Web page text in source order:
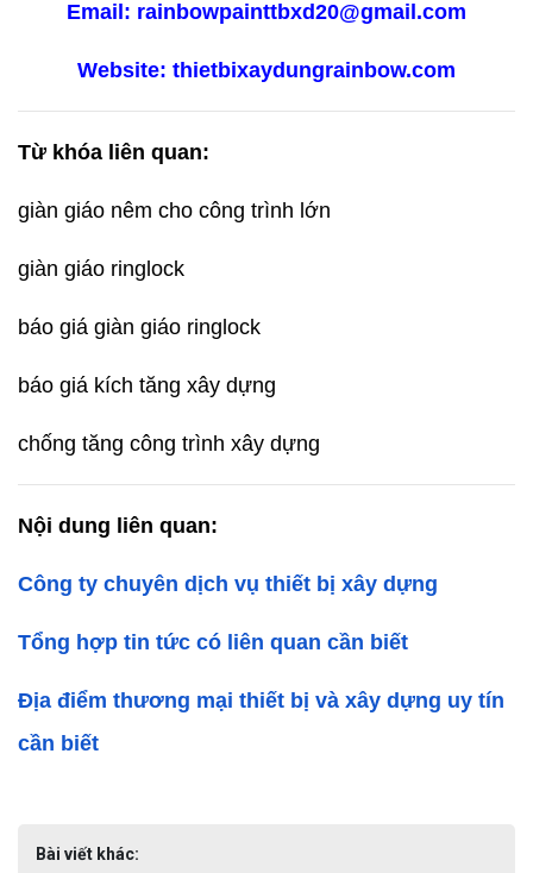
Email: rainbowpainttbxd20@gmail.com
Website: thietbixaydungrainbow.com
Từ khóa liên quan:
giàn giáo nêm cho công trình lớn
giàn giáo ringlock
báo giá giàn giáo ringlock
báo giá kích tăng xây dựng
chống tăng công trình xây dựng
Nội dung liên quan:
Công ty chuyên dịch vụ thiết bị xây dựng
Tổng hợp tin tức có liên quan cần biết
Địa điểm thương mại thiết bị và xây dựng uy tín
cần biết
Bài viết khác: